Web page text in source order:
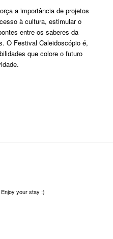
a importância de projetos
à cultura, estimular o
entre os saberes da
O Festival Caleidoscópio é,
que colore o futuro
your stay :)